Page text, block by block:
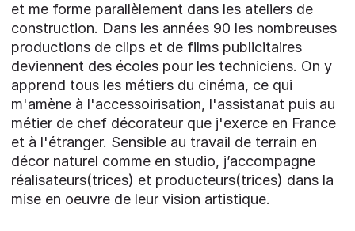
et me forme parallèlement dans les ateliers de
construction. Dans les années 90 les nombreuses
productions de clips et de films publicitaires
deviennent des écoles pour les techniciens. On y
apprend tous les métiers du cinéma, ce qui
m'amène à l'accessoirisation, l'assistanat puis au
métier de chef décorateur que j'exerce en France
et à l'étranger. Sensible au travail de terrain en
décor naturel comme en studio, j’accompagne
réalisateurs(trices) et producteurs(trices) dans la
mise en oeuvre de leur vision artistique.